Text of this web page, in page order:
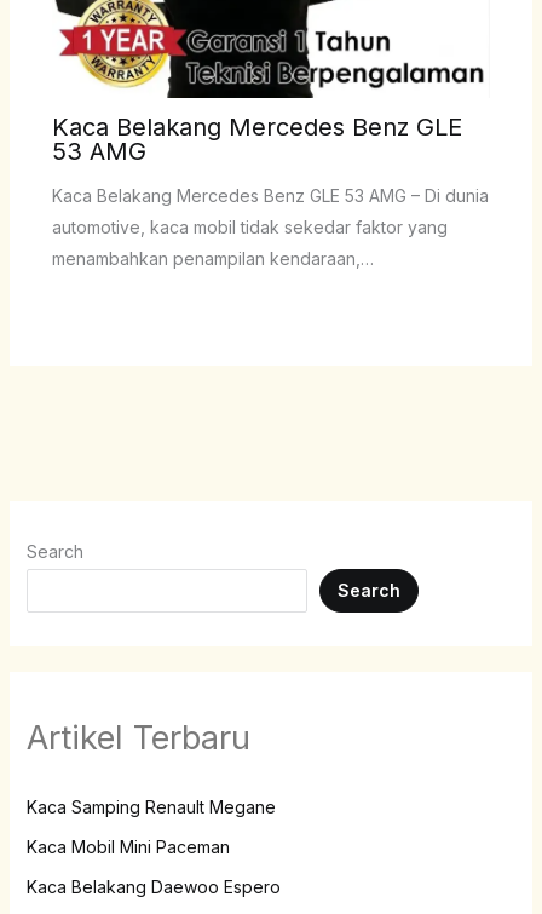
Kaca Belakang Mercedes Benz GLE
53 AMG
Kaca Belakang Mercedes Benz GLE 53 AMG – Di dunia
automotive, kaca mobil tidak sekedar faktor yang
menambahkan penampilan kendaraan,…
Search
Search
Artikel Terbaru
Kaca Samping Renault Megane
Kaca Mobil Mini Paceman
Kaca Belakang Daewoo Espero